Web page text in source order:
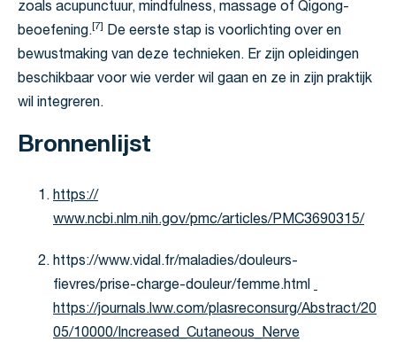
zoals acupunctuur, mindfulness, massage of Qigong-
beoefening.[7] De eerste stap is voorlichting over en
bewustmaking van deze technieken. Er zijn opleidingen
beschikbaar voor wie verder wil gaan en ze in zijn praktijk
wil integreren.
Bronnenlijst
https://
www.ncbi.nlm.nih.gov/pmc/articles/PMC3690315/
https://www.vidal.fr/maladies/douleurs-
fievres/prise-charge-douleur/femme.html
https://journals.lww.com/plasreconsurg/Abstract/20
05/10000/Increased_Cutaneous_Nerve